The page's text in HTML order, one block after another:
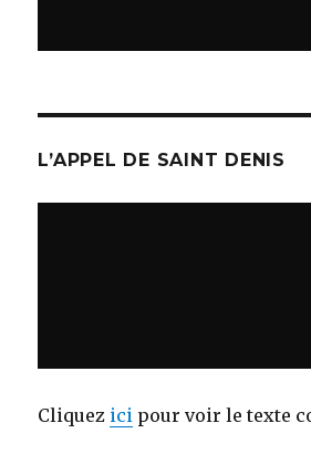
L’APPEL DE SAINT DENIS
Cliquez ici pour voir le texte